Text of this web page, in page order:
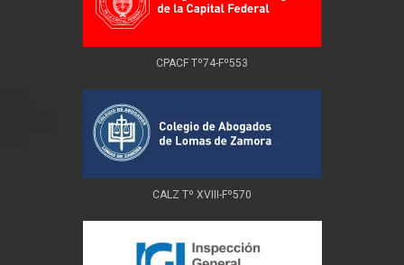
CPACF Tº74-Fº553
CALZ Tº XVIII-Fº570